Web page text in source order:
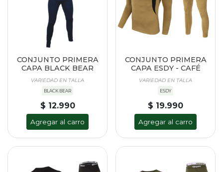
CONJUNTO PRIMERA
CAPA BLACK BEAR
VARIEDAD EN TALLA
BLACK BEAR
$ 12.990
Agregar al carro
CONJUNTO PRIMERA
CAPA ESDY - CAFÉ
VARIEDAD EN TALLA
ESDY
$ 19.990
Agregar al carro